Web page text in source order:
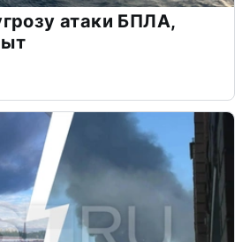
атаки БПЛА,